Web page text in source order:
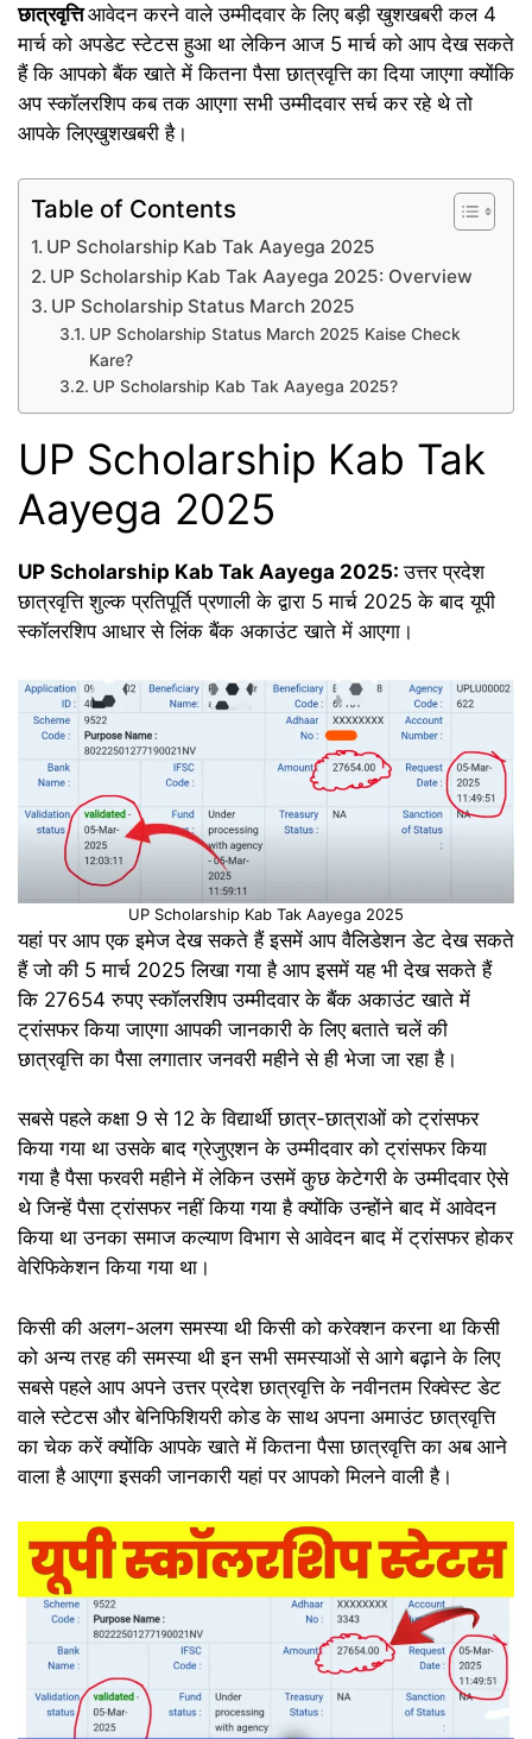
छात्रवृत्तिआवेदन करने वाले उम्मीदवार के लिए बड़ी खुशखबरी कल 4
मार्च को अपडेट स्टेटस हुआ था लेकिन आज 5 मार्च को आप देख सकते
हैं कि आपको बैंक खाते में कितना पैसा छात्रवृत्ति का दिया जाएगा क्योंकि
अप स्कॉलरशिप कब तक आएगा सभी उम्मीदवार सर्च कर रहे थे तो
आपके लिएखुशखबरी है।
Table of Contents
UP Scholarship Kab Tak Aayega 2025
UP Scholarship Kab Tak Aayega 2025: Overview
UP Scholarship Status March 2025
UP Scholarship Status March 2025 Kaise Check
Kare?
UP Scholarship Kab Tak Aayega 2025?
UP Scholarship Kab Tak
Aayega 2025
UP Scholarship Kab Tak Aayega 2025:उत्तर प्रदेश
छात्रवृत्ति शुल्क प्रतिपूर्ति प्रणाली के द्वारा 5 मार्च 2025 के बाद यूपी
स्कॉलरशिप आधार से लिंक बैंक अकाउंट खाते में आएगा।
UP Scholarship Kab Tak Aayega 2025
यहां पर आप एक इमेज देख सकते हैं इसमें आप वैलिडेशन डेट देख सकते
हैं जो की 5 मार्च 2025 लिखा गया है आप इसमें यह भी देख सकते हैं
कि 27654 रुपए स्कॉलरशिप उम्मीदवार के बैंक अकाउंट खाते में
ट्रांसफर किया जाएगा आपकी जानकारी के लिए बताते चलें की
छात्रवृत्ति का पैसा लगातार जनवरी महीने से ही भेजा जा रहा है।
सबसे पहले कक्षा 9 से 12 के विद्यार्थी छात्र-छात्राओं को ट्रांसफर
किया गया था उसके बाद ग्रेजुएशन के उम्मीदवार को ट्रांसफर किया
गया है पैसा फरवरी महीने में लेकिन उसमें कुछ केटेगरी के उम्मीदवार ऐसे
थे जिन्हें पैसा ट्रांसफर नहीं किया गया है क्योंकि उन्होंने बाद में आवेदन
किया था उनका समाज कल्याण विभाग से आवेदन बाद में ट्रांसफर होकर
वेरिफिकेशन किया गया था।
किसी की अलग-अलग समस्या थी किसी को करेक्शन करना था किसी
को अन्य तरह की समस्या थी इन सभी समस्याओं से आगे बढ़ाने के लिए
सबसे पहले आप अपने उत्तर प्रदेश छात्रवृत्ति के नवीनतम रिक्वेस्ट डेट
वाले स्टेटस और बेनिफिशियरी कोड के साथ अपना अमाउंट छात्रवृत्ति
का चेक करें क्योंकि आपके खाते में कितना पैसा छात्रवृत्ति का अब आने
वाला है आएगा इसकी जानकारी यहां पर आपको मिलने वाली है।